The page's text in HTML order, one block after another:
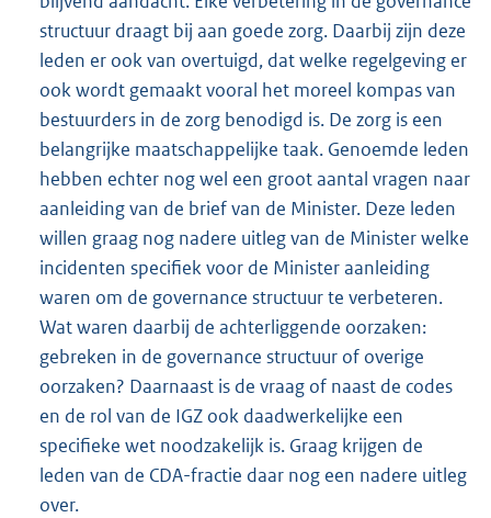
structuur draagt bij aan goede zorg. Daarbij zijn deze
leden er ook van overtuigd, dat welke regelgeving er
ook wordt gemaakt vooral het moreel kompas van
bestuurders in de zorg benodigd is. De zorg is een
belangrijke maatschappelijke taak. Genoemde leden
hebben echter nog wel een groot aantal vragen naar
aanleiding van de brief van de Minister. Deze leden
willen graag nog nadere uitleg van de Minister welke
incidenten specifiek voor de Minister aanleiding
waren om de governance structuur te verbeteren.
Wat waren daarbij de achterliggende oorzaken:
gebreken in de governance structuur of overige
oorzaken? Daarnaast is de vraag of naast de codes
en de rol van de IGZ ook daadwerkelijke een
specifieke wet noodzakelijk is. Graag krijgen de
leden van de CDA-fractie daar nog een nadere uitleg
over.